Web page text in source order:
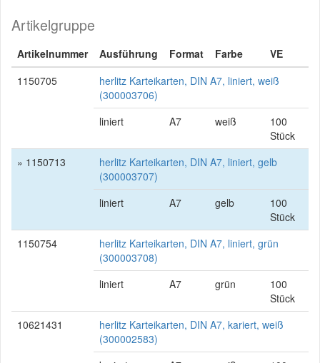
Artikelgruppe
Artikelnummer Ausführung Format Farbe
VE
1150705
herlitz Karteikarten, DIN A7, liniert, weiß
(300003706)
liniert
A7 weiß
100
Stück
» 1150713
herlitz Karteikarten, DIN A7, liniert, gelb
(300003707)
liniert
A7 gelb
100
Stück
1150754
herlitz Karteikarten, DIN A7, liniert, grün
(300003708)
liniert
A7 grün
100
Stück
10621431
herlitz Karteikarten, DIN A7, kariert, weiß
(300002583)